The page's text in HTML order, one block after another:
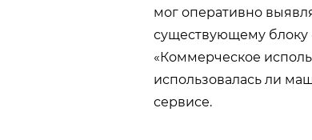
мог оперативно
существующему блоку
«Коммерческое
использовалась ли
сервисе.